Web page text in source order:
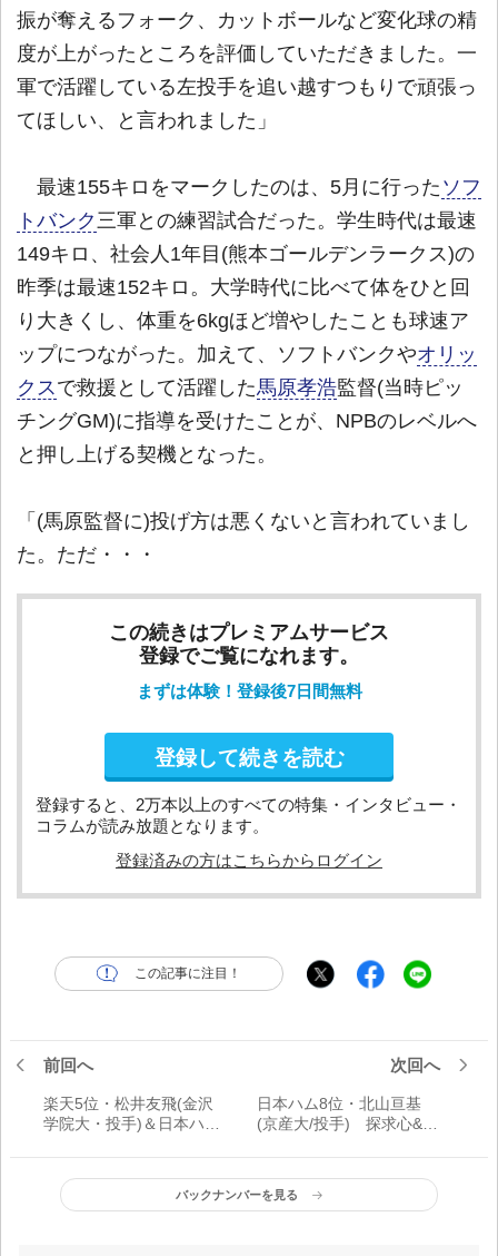
振が奪えるフォーク、カットボールなど変化球の精
度が上がったところを評価していただきました。一
軍で活躍している左投手を追い越すつもりで頑張っ
てほしい、と言われました」
最速155キロをマークしたのは、5月に行った ソフ
トバンク三軍との練習試合だった。学生時代は最速
149キロ、社会人1年目(熊本ゴールデンラークス)の
昨季は最速152キロ。大学時代に比べて体をひと回
り大きくし、体重を6kgほど増やしたことも球速ア
ップにつながった。加えて、ソフトバンクやオリッ
クスで救援として活躍した馬原孝浩監督(当時ピッ
チングGM)に指導を受けたことが、NPBのレベルへ
と押し上げる契機となった。
「(馬原監督に)投げ方は悪くないと言われていまし
た。ただ・・・
この続きはプレミアムサービス
登録でご覧になれます。
まずは体験！登録後7日間無料
登録して続きを読む
登録すると、2万本以上のすべての特集・インタビュー・
コラムが読み放題となります。
登録済みの方はこちらからログイン
この記事に注目！
前回へ
楽天5位・松井友飛(金沢
学院大・投手)＆日本ハム
院大・投手) 特長生かして
勝負する長身右腕と変則
左腕
次回へ
日本ハム8位・北山亘基
(京産大/投手) 探求心&思
バックナンバーを見る